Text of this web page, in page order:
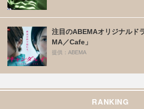
注目のABEMAオリジナルド
MA／Cafe」
提供：ABEMA
RANKING